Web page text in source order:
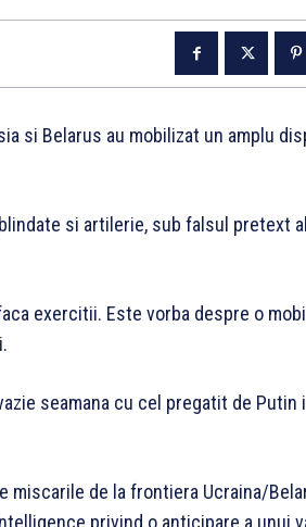
si Belarus au mobilizat un amplu
si artilerie, sub falsul pretext
exercitii. Este vorba despre o
seamana cu cel pregatit de Putin
de la frontiera Ucraina/
privind o anticipare a unui